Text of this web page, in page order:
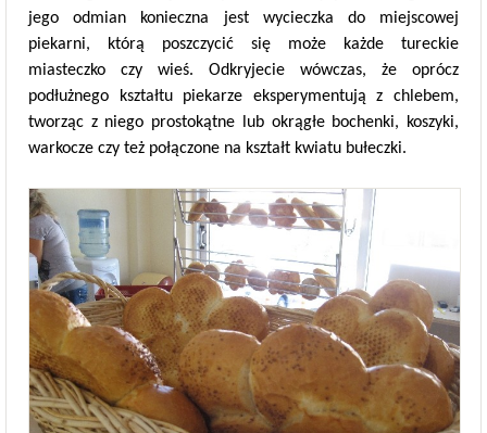
jego odmian konieczna jest wycieczka do miejscowej
piekarni, którą poszczycić się może każde tureckie
miasteczko czy wieś. Odkryjecie wówczas, że oprócz
podłużnego kształtu piekarze eksperymentują z chlebem,
tworząc z niego prostokątne lub okrągłe bochenki, koszyki,
warkocze czy też połączone na kształt kwiatu bułeczki.